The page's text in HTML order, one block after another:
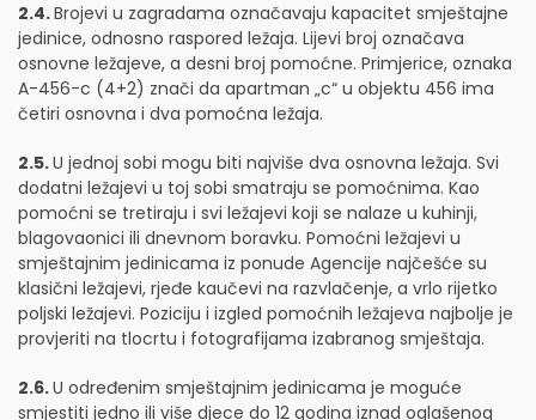
2.4.Brojevi u zagradama označavaju kapacitet smještajne
jedinice, odnosno raspored ležaja. Lijevi broj označava
osnovne ležajeve, a desni broj pomoćne. Primjerice, oznaka
A-456-c (4+2) znači da apartman „c“ u objektu 456 ima
četiri osnovna i dva pomoćna ležaja.
2.5.U jednoj sobi mogu biti najviše dva osnovna ležaja. Svi
dodatni ležajevi u toj sobi smatraju se pomoćnima. Kao
pomoćni se tretiraju i svi ležajevi koji se nalaze u kuhinji,
blagovaonici ili dnevnom boravku. Pomoćni ležajevi u
smještajnim jedinicama iz ponude Agencije najčešće su
klasični ležajevi, rjeđe kaučevi na razvlačenje, a vrlo rijetko
poljski ležajevi. Poziciju i izgled pomoćnih ležajeva najbolje je
provjeriti na tlocrtu i fotografijama izabranog smještaja.
2.6.U određenim smještajnim jedinicama je moguće
smjestiti jedno ili više djece do 12 godina iznad oglašenog